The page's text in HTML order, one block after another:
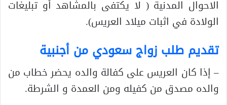
الاحوال المدنية ( لا يكتفى بالمشاهد أو تبليغات
الولادة في اثبات ميلاد العريس).
تقديم طلب زواج سعودي من أجنبية
– إذا كان العريس على كفالة والده يحضر خطاب من
والده مصدق من كفيله ومن العمدة و الشرطة.